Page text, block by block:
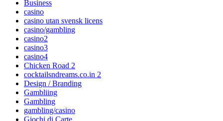
Business
casino
casino utan svensk licens
casino/gambling
casino2
casino3
casino4
Chicken Road 2
cocktailsndreams.co.in 2
Design / Branding
Gambliing
Gambling
gambling/casino
Giochi di Carte